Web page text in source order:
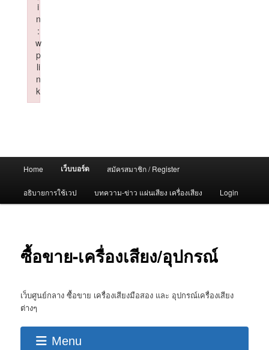
Home เว็บบอร์ด สมัครสมาชิก / Register
อธิบายการใช้เวป บทความ-ข่าว แผ่นเสียง เครื่องเสียง Login
ซื้อขาย-เครื่องเสียง/อุปกรณ์
เว็บศูนย์กลาง ซื้อขาย เครื่องเสียงมือสอง และ อุปกรณ์เครื่องเสียง
ต่างๆ
Menu
i
n
:
w
p
li
n
k
Failed to initialize plugin: wplink